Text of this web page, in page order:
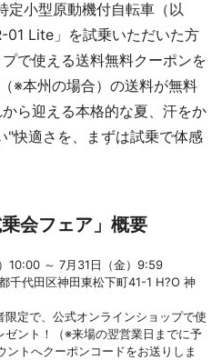
小型原動機付自転車（以
01 Lite」を試乗いただいた方
で使える送料無料クーポンを
※本州の場合）の送料が無料
ら迎える本格的な夏、汗をか
"快適さを、まずは試乗で体感
会フェア」概要
10:00 ～ 7月31日（金）9:59
千代田区神田東松下町41-1 H?O 神
定で、公式オンラインショップで使
ント！（※来場の翌営業日までに予
トへクーポンコードをお送りしま